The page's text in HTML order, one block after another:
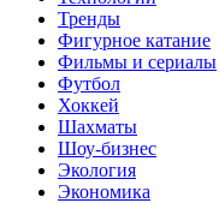
Тренды
Фигурное катание
Фильмы и сериалы
Футбол
Хоккей
Шахматы
Шоу-бизнес
Экология
Экономика